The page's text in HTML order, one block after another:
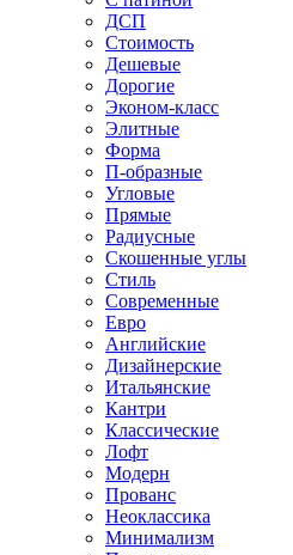
ДСП
Стоимость
Дешевые
Дорогие
Эконом-класс
Элитные
Форма
П-образные
Угловые
Прямые
Радиусные
Скошенные углы
Стиль
Современные
Евро
Английские
Дизайнерские
Итальянские
Кантри
Классические
Лофт
Модерн
Прованс
Неоклассика
Минимализм